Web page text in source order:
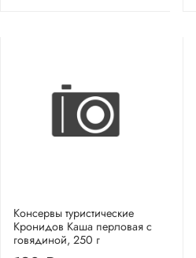
Консервы туристические
Кронидов Каша перловая с
говядиной, 250 г